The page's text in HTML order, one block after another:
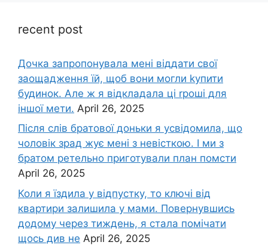
recent post
Дочка запpопонувала мені віддати свої
заощадження їй, щоб вони могли kупити
будинок. Але ж я відкладала ці rроші для
іншої мети. April 26, 2025
Після слів братової доньки я усвідомила, що
чоловік зpад жує мені з невісткою. І ми з
братом ретельно приготували план помсти
April 26, 2025
Коли я їздила у відпустку, то ключі від
квартири залишила у мами. Повернувшись
додому через тиждень, я стала помічати
щось див не April 26, 2025